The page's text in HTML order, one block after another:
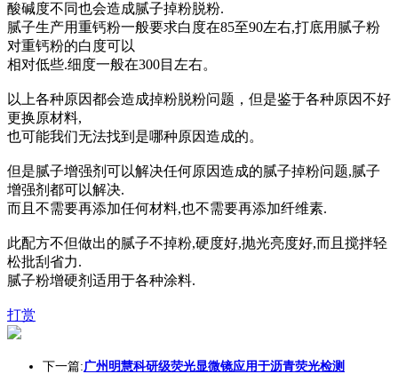
酸碱度不同也会造成腻子掉粉脱粉.
腻子生产用重钙粉一般要求白度在85至90左右,打底用腻子粉
对重钙粉的白度可以
相对低些.细度一般在300目左右。
以上各种原因都会造成掉粉脱粉问题，但是鉴于各种原因不好
更换原材料,
也可能我们无法找到是哪种原因造成的。
但是腻子增强剂可以解决任何原因造成的腻子掉粉问题,腻子
增强剂都可以解决.
而且不需要再添加任何材料,也不需要再添加纤维素.
此配方不但做出的腻子不掉粉,硬度好,抛光亮度好,而且搅拌轻
松批刮省力.
腻子粉增硬剂适用于各种涂料.
打赏
下一篇:广州明慧科研级荧光显微镜应用于沥青荧光检测